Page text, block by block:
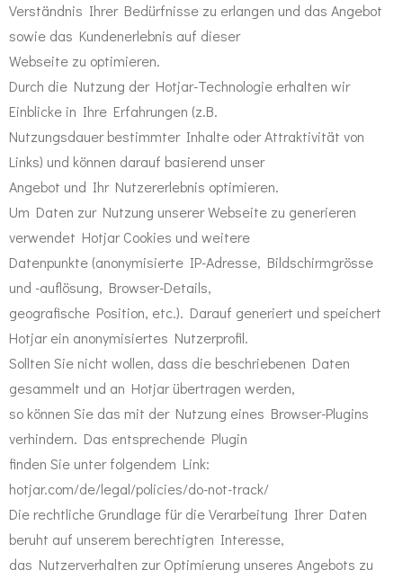
Verständnis Ihrer Bedürfnisse zu erlangen und das Angebot
sowie das Kundenerlebnis auf dieser
Webseite zu optimieren.
Durch die Nutzung der Hotjar-Technologie erhalten wir
Einblicke in Ihre Erfahrungen (z.B.
Nutzungsdauer bestimmter Inhalte oder Attraktivität von
Links) und können darauf basierend unser
Angebot und Ihr Nutzererlebnis optimieren.
Um Daten zur Nutzung unserer Webseite zu generieren
verwendet Hotjar Cookies und weitere
Datenpunkte (anonymisierte IP-Adresse, Bildschirmgrösse
und -auflösung, Browser-Details,
geografische Position, etc.). Darauf generiert und speichert
Hotjar ein anonymisiertes Nutzerprofil.
Sollten Sie nicht wollen, dass die beschriebenen Daten
gesammelt und an Hotjar übertragen werden,
so können Sie das mit der Nutzung eines Browser-Plugins
verhindern. Das entsprechende Plugin
finden Sie unter folgendem Link:
hotjar.com/de/legal/policies/do-not-track/
Die rechtliche Grundlage für die Verarbeitung Ihrer Daten
beruht auf unserem berechtigten Interesse,
das Nutzerverhalten zur Optimierung unseres Angebots zu